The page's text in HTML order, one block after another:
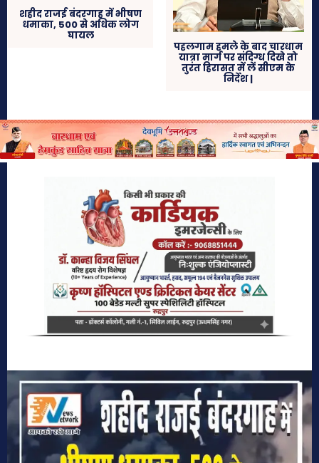
शहीद राजई बंदरगाह में भीषण
धमाका, 500 से अधिक लोग
घायल
पहलगाम हमले के बाद चारधाम
यात्रा मार्ग पर संदिग्ध दिखे तो
तुरंत हिरासत में लें सीएम के
निर्देश |